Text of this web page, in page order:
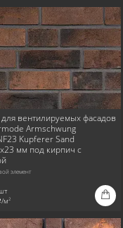
вентилируемых фасадов
Armschwung
Kupferer Sand
мм под кирпич с
элемент
/м2